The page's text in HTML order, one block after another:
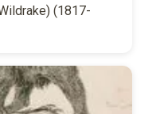
(1817-